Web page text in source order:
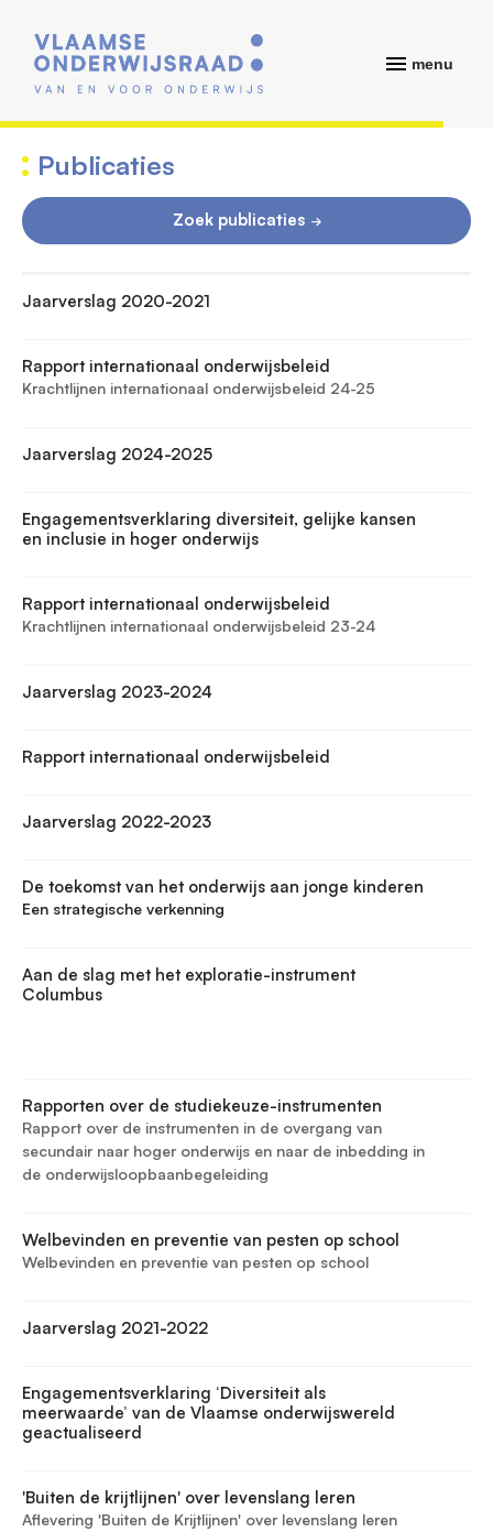
menu
Jaarverslag 2020-2021
Rapport internationaal onderwijsbeleid
Krachtlijnen internationaal onderwijsbeleid 24-25
Jaarverslag 2024-2025
Engagementsverklaring diversiteit, gelijke kansen
en inclusie in hoger onderwijs
Rapport internationaal onderwijsbeleid
Krachtlijnen internationaal onderwijsbeleid 23-24
Jaarverslag 2023-2024
Rapport internationaal onderwijsbeleid
Jaarverslag 2022-2023
De toekomst van het onderwijs aan jonge kinderen
Een strategische verkenning
Aan de slag met het exploratie-instrument
Columbus
Rapporten over de studiekeuze-instrumenten
Rapport over de instrumenten in de overgang van
secundair naar hoger onderwijs en naar de inbedding in
de onderwijsloopbaanbegeleiding
Welbevinden en preventie van pesten op school
Welbevinden en preventie van pesten op school
Jaarverslag 2021-2022
Engagementsverklaring ‘Diversiteit als
meerwaarde’ van de Vlaamse onderwijswereld
geactualiseerd
'Buiten de krijtlijnen' over levenslang leren
Aflevering 'Buiten de Krijtlijnen' over levenslang leren
Publicaties
Zoek publicaties